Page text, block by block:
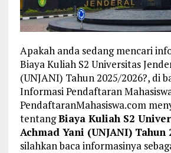
Apakah anda sedang mencari
Biaya Kuliah S2 Universitas
(UNJANI) Tahun 2025/2026?, di
Informasi Pendaftaran
PendaftaranMahasiswa.com
tentangBiaya Kuliah S2
Achmad Yani (UNJANI) Tahun
silahkan baca informasinya